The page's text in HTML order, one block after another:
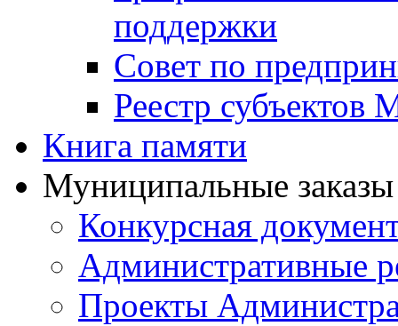
поддержки
Совет по
Реестр
Книга памяти
Муниципальные
Конкурсная
Административные
Проекты